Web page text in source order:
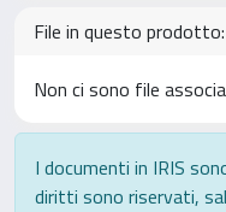
File in questo prodotto:
Non ci sono file
I documenti in IRIS
diritti sono riservati,